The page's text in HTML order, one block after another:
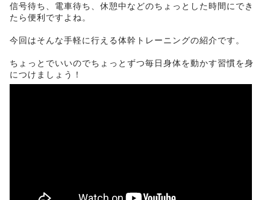
信号待ち、電車待ち、休憩中などのちょっとした時間にでき
たら便利ですよね。
今回はそんな手軽に行える体幹トレーニングの紹介です。
ちょっとでいいのでちょっとずつ毎日身体を動かす習慣を身
につけましょう！